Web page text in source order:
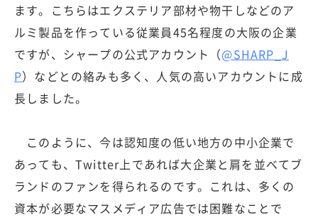
ます。こちらはエクステリア部材や物干しなどのア
ルミ製品を作っている従業員45名程度の大阪の企業
ですが、シャープの公式アカウント（@SHARP_J
P）などとの絡みも多く、人気の高いアカウントに成
長しました。
このように、今は認知度の低い地方の中小企業で
あっても、Twitter上であれば大企業と肩を並べてブ
ランドのファンを得られるのです。これは、多くの
資本が必要なマスメディア広告では困難なことで